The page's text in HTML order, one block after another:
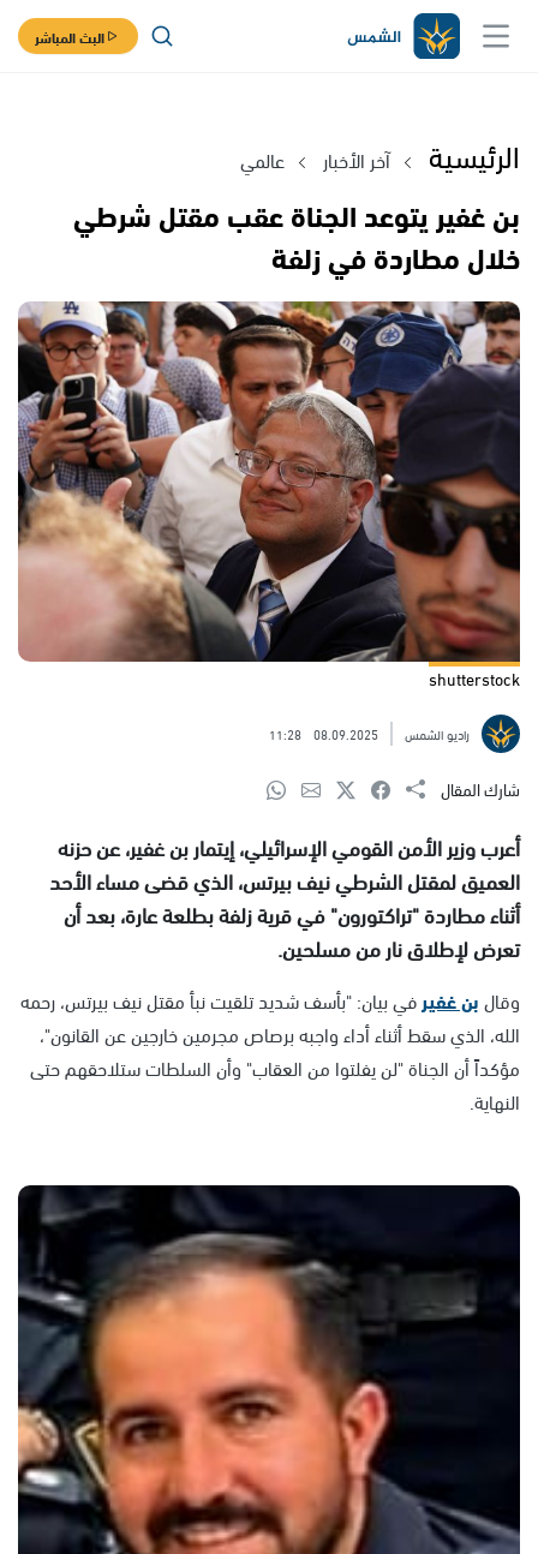
البث المباشر
الرئيسية آخر الأخبار عالمي
بن غفير يتوعد الجناة عقب مقتل شرطي
خلال مطاردة في زلفة
shutterstock
راديو الشمس 08.09.2025
11:28
شارك المقال
أعرب وزير الأمن القومي الإسرائيلي، إيتمار بن غفير، عن حزنه
العميق لمقتل الشرطي نيف بيرتس، الذي قضى مساء الأحد
أثناء مطاردة "تراكتورون" في قرية زلفة بطلعة عارة، بعد أن
تعرض لإطلاق نار من مسلحين.
وقالبن غفيرفي بيان: "بأسف شديد تلقيت نبأ مقتل نيف بيرتس، رحمه
الله، الذي سقط أثناء أداء واجبه برصاص مجرمين خارجين عن القانون"،
مؤكداً أن الجناة "لن يفلتوا من العقاب" وأن السلطات ستلاحقهم حتى
النهاية.